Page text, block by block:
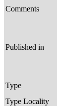
Comments
Published in
Type
Type Locality